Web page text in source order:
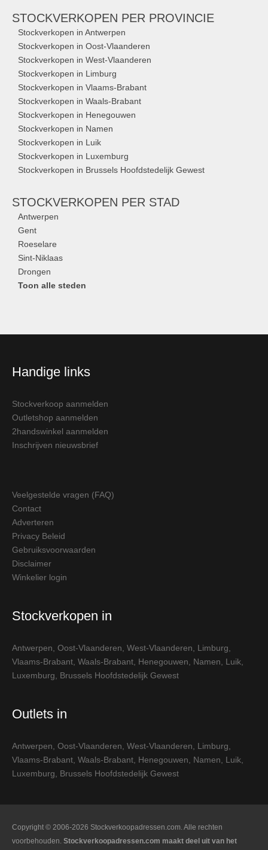
STOCKVERKOPEN PER PROVINCIE
Stockverkopen in Antwerpen
Stockverkopen in Oost-Vlaanderen
Stockverkopen in West-Vlaanderen
Stockverkopen in Limburg
Stockverkopen in Vlaams-Brabant
Stockverkopen in Waals-Brabant
Stockverkopen in Henegouwen
Stockverkopen in Namen
Stockverkopen in Luik
Stockverkopen in Luxemburg
Stockverkopen in Brussels Hoofdstedelijk Gewest
STOCKVERKOPEN PER STAD
Antwerpen
Gent
Roeselare
Sint-Niklaas
Drongen
Toon alle steden
Handige links
Stockverkoop aanmelden
Outletshop aanmelden
2handswinkel aanmelden
Inschrijven nieuwsbrief
Veelgestelde vragen (FAQ)
Contact
Adverteren
Privacy Beleid
Gebruiksvoorwaarden
Disclaimer
Winkelier login
Stockverkopen in
Antwerpen Oost-Vlaanderen West-Vlaanderen Limburg
Vlaams-Brabant Waals-Brabant Henegouwen Namen Luik
Luxemburg
Brussels Hoofdstedelijk Gewest
Outlets in
Antwerpen Oost-Vlaanderen West-Vlaanderen Limburg
Vlaams-Brabant Waals-Brabant Henegouwen Namen Luik
Luxemburg
Brussels Hoofdstedelijk Gewest
Copyright © 2006-2026 Stockverkoopadressen.com. Alle rechten
voorbehouden. Stockverkoopadressen.com maakt deel uit van het